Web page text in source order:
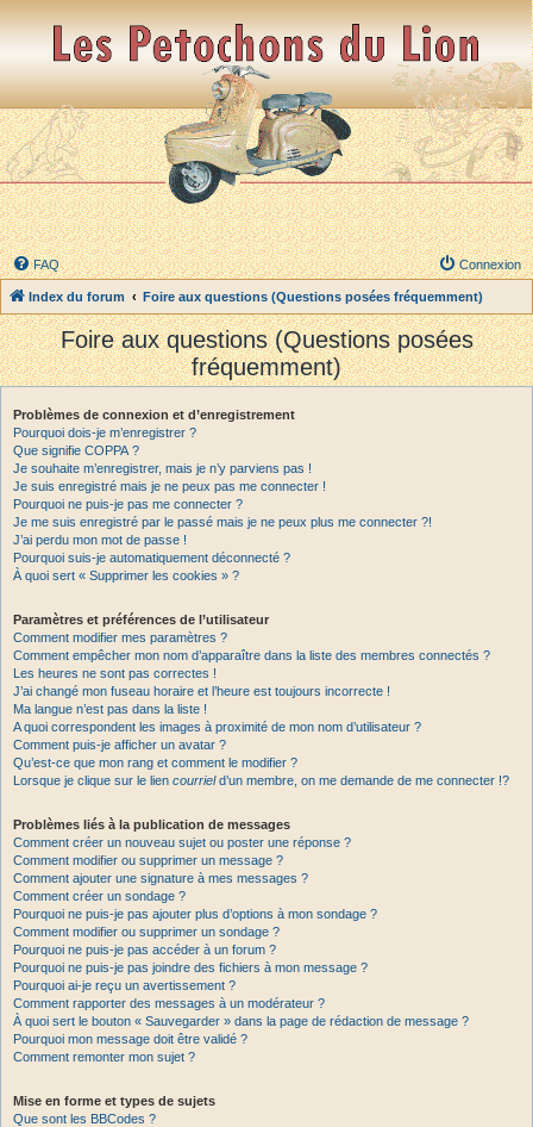
FAQ Connexion
Index du forum Foire aux questions (Questions posées fréquemment)
Foire aux questions (Questions posées
fréquemment)
Problèmes de connexion et d’enregistrement
Pourquoi dois-je m’enregistrer ?
Que signifie COPPA ?
Je souhaite m’enregistrer, mais je n’y parviens pas !
Je suis enregistré mais je ne peux pas me connecter !
Pourquoi ne puis-je pas me connecter ?
Je me suis enregistré par le passé mais je ne peux plus me connecter ?!
J’ai perdu mon mot de passe !
Pourquoi suis-je automatiquement déconnecté ?
À quoi sert « Supprimer les cookies » ?
Paramètres et préférences de l’utilisateur
Comment modifier mes paramètres ?
Comment empêcher mon nom d’apparaître dans la liste des membres connectés ?
Les heures ne sont pas correctes !
J’ai changé mon fuseau horaire et l’heure est toujours incorrecte !
Ma langue n’est pas dans la liste !
A quoi correspondent les images à proximité de mon nom d’utilisateur ?
Comment puis-je afficher un avatar ?
Qu’est-ce que mon rang et comment le modifier ?
Lorsque je clique sur le lien courrield’un membre, on me demande de me connecter !?
Problèmes liés à la publication de messages
Comment créer un nouveau sujet ou poster une réponse ?
Comment modifier ou supprimer un message ?
Comment ajouter une signature à mes messages ?
Comment créer un sondage ?
Pourquoi ne puis-je pas ajouter plus d’options à mon sondage ?
Comment modifier ou supprimer un sondage ?
Pourquoi ne puis-je pas accéder à un forum ?
Pourquoi ne puis-je pas joindre des fichiers à mon message ?
Pourquoi ai-je reçu un avertissement ?
Comment rapporter des messages à un modérateur ?
À quoi sert le bouton « Sauvegarder » dans la page de rédaction de message ?
Pourquoi mon message doit être validé ?
Comment remonter mon sujet ?
Mise en forme et types de sujets
Que sont les BBCodes ?